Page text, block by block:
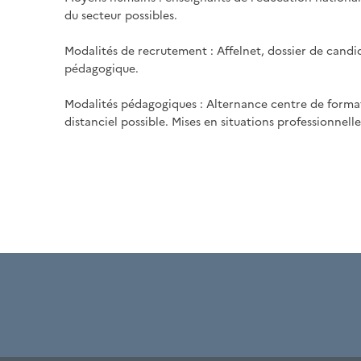
du secteur possibles.
Modalités de recrutement : Affelnet, dossier de
pédagogique.
Modalités pédagogiques : Alternance centre de
distanciel possible. Mises en situations